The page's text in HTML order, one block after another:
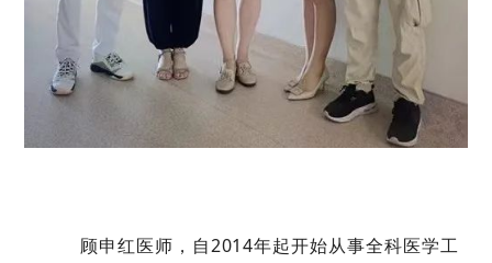
顾申红医师，自2014年起开始从事全科医学工